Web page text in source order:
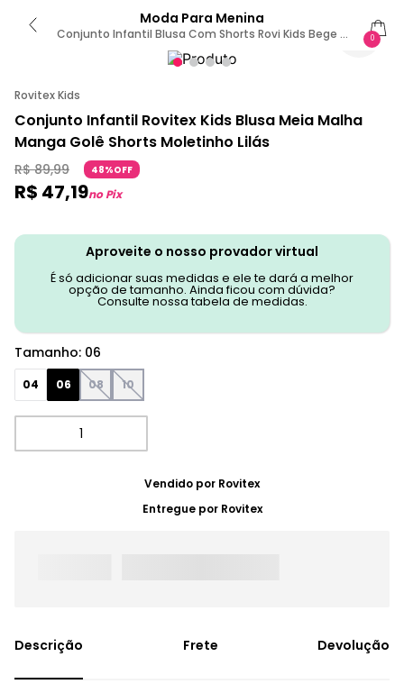
Moda Para Menina
Conjunto Infantil Blusa Com Shorts Rovi Kids Bege 6
0
Rovitex Kids
Conjunto Infantil Rovitex Kids Blusa Meia Malha
Manga Golê Shorts Moletinho Lilás
R$ 89,99 48%OFF
R$ 47,19no Pix
Aproveite o nosso provador virtual
É só adicionar suas medidas e ele te dará a melhor
opção de tamanho. Ainda ficou com dúvida?
Consulte nossa tabela de medidas.
Tamanho: 06
04 06 08 10
Vendido por Rovitex
Entregue por Rovitex
Frete Devolução